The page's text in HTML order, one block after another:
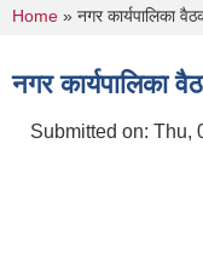
You are
Home » नगर कार्यपालिका
नगर कार्यपालिका
Submitted on: Thu,